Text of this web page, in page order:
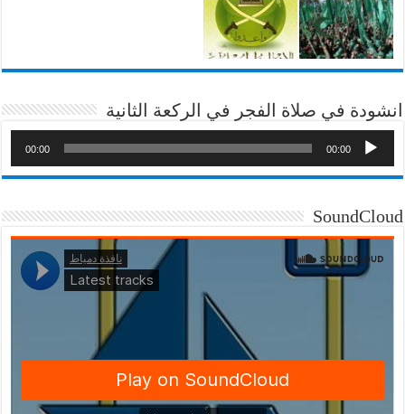
انشودة في صلاة الفجر في الركعة الثانية
00:00
00:00
SoundCloud